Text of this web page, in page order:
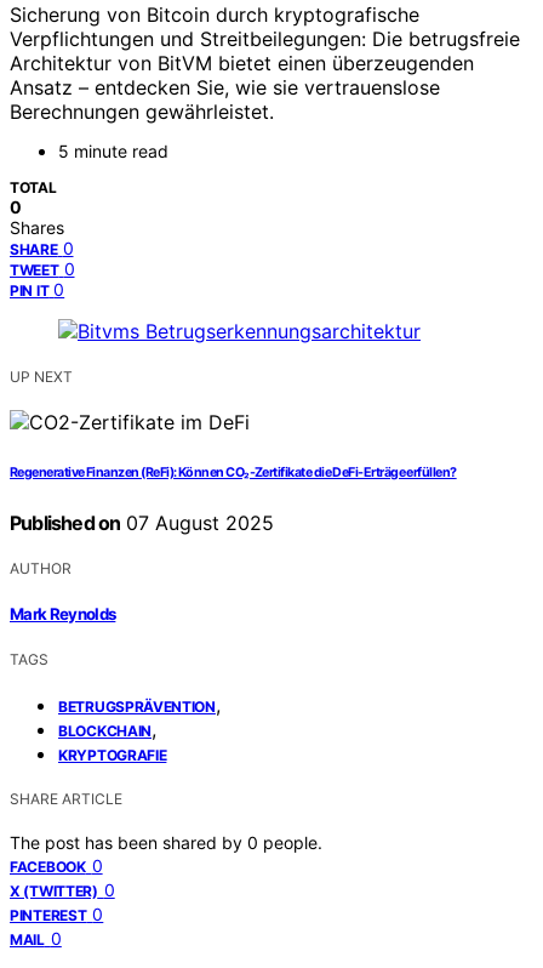
Sicherung von Bitcoin durch kryptografische
Verpflichtungen und Streitbeilegungen: Die betrugsfreie
Architektur von BitVM bietet einen überzeugenden
Ansatz – entdecken Sie, wie sie vertrauenslose
Berechnungen gewährleistet.
5 minute read
TOTAL
0
Shares
SHARE 0
TWEET 0
PIN IT 0
UP NEXT
Regenerative Finanzen (ReFi): Können CO₂-Zertifikate die DeFi-Erträge erfüllen?
Published on 07 August 2025
AUTHOR
Mark Reynolds
TAGS
BETRUGSPRÄVENTION,
BLOCKCHAIN,
KRYPTOGRAFIE
SHARE ARTICLE
The post has been shared by 0 people.
FACEBOOK 0
X (TWITTER) 0
PINTEREST 0
MAIL 0